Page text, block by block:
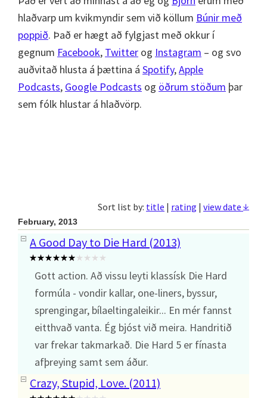
hlaðvarp um kvikmyndir sem við köllum Búnir með
poppið. Það er hægt að fylgjast með okkur í
gegnum Facebook, Twitter og Instagram – og svo
auðvitað hlusta á þættina á Spotify,Apple
Podcasts, Google Podcasts og öðrum stöðum þar
sem fólk hlustar á hlaðvörp.
Sort list by: title | rating | view date ↓
February, 2013
A Good Day to Die Hard (2013)
Gott action. Að vissu leyti klassísk Die Hard
formúla - vondir kallar, one-liners, byssur,
sprengingar, bílaeltingaleikir... En mér fannst
eitthvað vanta. Ég bjóst við meira. Handritið
var frekar takmarkað. Die Hard 5 er fínasta
afþreying samt sem áður.
Crazy, Stupid, Love. (2011)